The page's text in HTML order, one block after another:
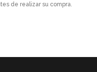
de realizar su compra.